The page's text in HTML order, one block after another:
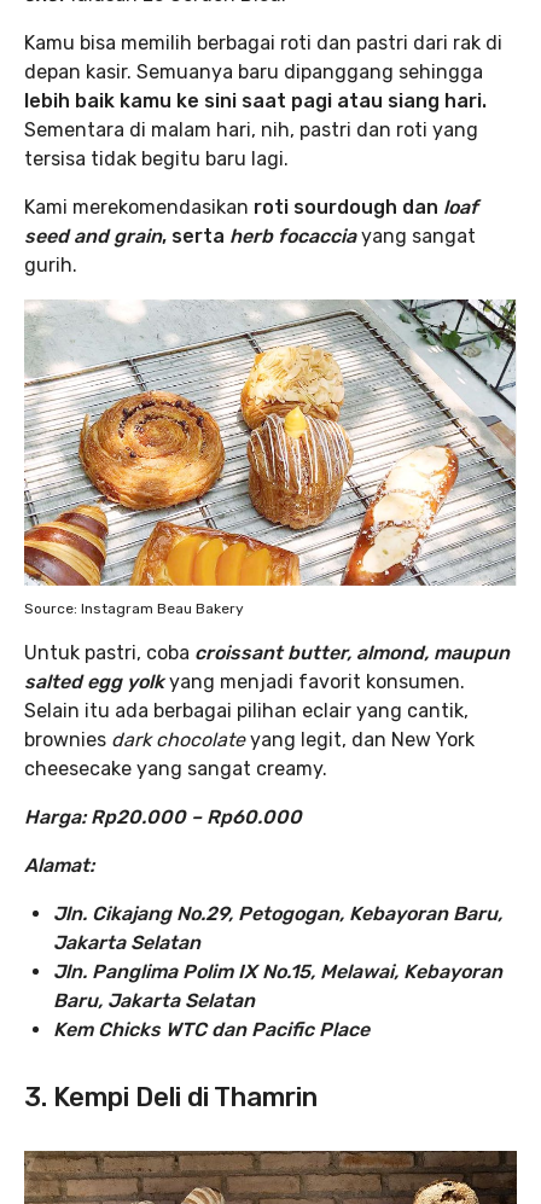
Kamu bisa memilih berbagai roti dan pastri dari rak di
depan kasir. Semuanya baru dipanggang sehingga
lebih baik kamu ke sini saat pagi atau siang hari.
Sementara di malam hari, nih, pastri dan roti yang
tersisa tidak begitu baru lagi.
Kami merekomendasikan roti sourdough dan loaf
seed and grain, serta herb focacciayang sangat
gurih.
Source: Instagram Beau Bakery
Untuk pastri, coba croissant butter, almond, maupun
salted egg yolkyang menjadi favorit konsumen.
Selain itu ada berbagai pilihan eclair yang cantik,
brownies dark chocolateyang legit, dan New York
cheesecake yang sangat creamy.
Harga: Rp20.000 – Rp60.000
Alamat:
Jln. Cikajang No.29, Petogogan, Kebayoran Baru,
Jakarta Selatan
Jln. Panglima Polim IX No.15, Melawai, Kebayoran
Baru, Jakarta Selatan
Kem Chicks WTC dan Pacific Place
3. Kempi Deli di Thamrin